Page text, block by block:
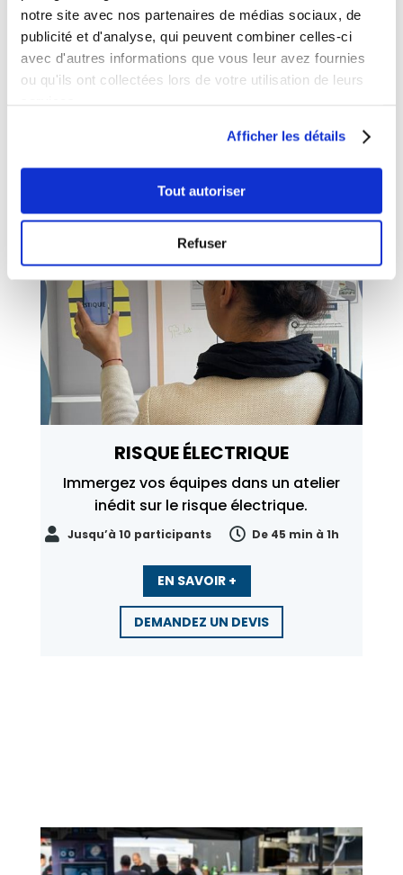
notre site avec nos partenaires de médias sociaux, de
publicité et d'analyse, qui peuvent combiner celles-ci
avec d'autres informations que vous leur avez fournies
ou qu'ils ont collectées lors de votre utilisation de leurs
Afficher les détails
Tout autoriser
Refuser
risque routier.
Jusqu’à 10 participants De 45 min à 1h
DEMANDEZ UN DEVIS
RISQUE ÉLECTRIQUE
Immergez vos équipes dans un atelier
inédit sur le risque électrique.
 Jusqu’à 10 participants  De 45 min à 1h
EN SAVOIR +
DEMANDEZ UN DEVIS